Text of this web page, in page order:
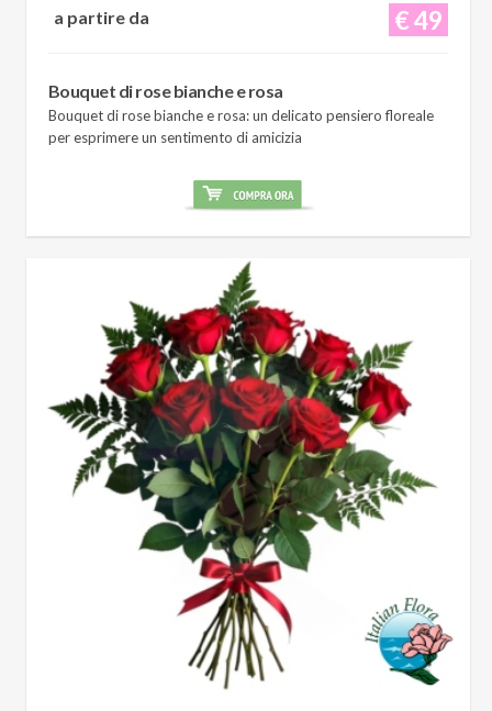
€ 49
a partire da
Bouquet di rose bianche e rosa
Bouquet di rose bianche e rosa: un delicato pensiero floreale
per esprimere un sentimento di amicizia